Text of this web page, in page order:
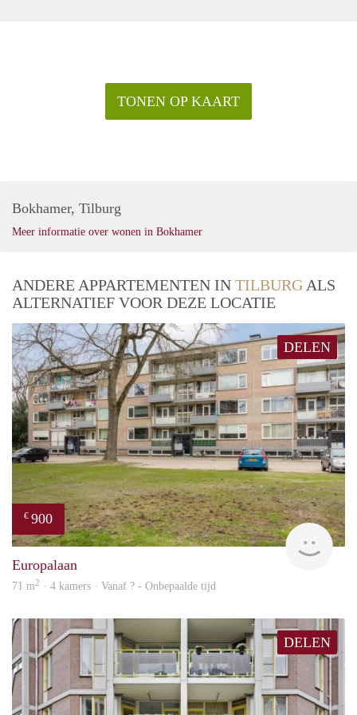
TONEN OP KAART
Bokhamer, Tilburg
Meer informatie over wonen in Bokhamer
ANDERE APPARTEMENTEN IN TILBURG ALS
ALTERNATIEF VOOR DEZE LOCATIE
DELEN
€ 900
Europalaan
71 m2 · 4 kamers · Vanaf ? - Onbepaalde tijd
DELEN